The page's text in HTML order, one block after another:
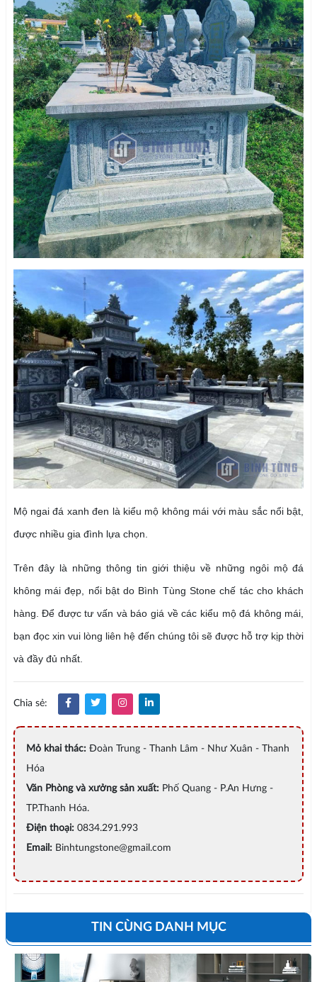
Mộ ngai đá xanh đen là kiểu mộ không mái với màu sắc nổi bật,
được nhiều gia đình lựa chọn.
Trên đây là những thông tin giới thiệu về những ngôi mộ đá
không mái đẹp, nổi bật do Bình Tùng Stone chế tác cho khách
hàng. Để được tư vấn và báo giá về các kiểu mộ đá không mái,
bạn đọc xin vui lòng liên hệ đến chúng tôi sẽ được hỗ trợ kịp thời
và đầy đủ nhất.
Chia sẻ:
Mỏ khai thác:Đoàn Trung - Thanh Lâm - Như Xuân - Thanh
Hóa
Văn Phòng và xưởng sản xuất:Phố Quang - P.An Hưng -
TP.Thanh Hóa.
Điện thoại:0834.291.993
Email:Binhtungstone@gmail.com
TIN CÙNG DANH MỤC